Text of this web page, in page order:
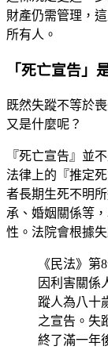
財產仍需管理，
所有人。
「死亡宣告」
既然失蹤不等於
又是什麼呢？
『死亡宣告』並
法律上的『推定
者長期生死不明
承、婚姻關係等
性。法院會根據
《民法》
因利害關係
蹤人為八十
之宣告。失
終了滿一年